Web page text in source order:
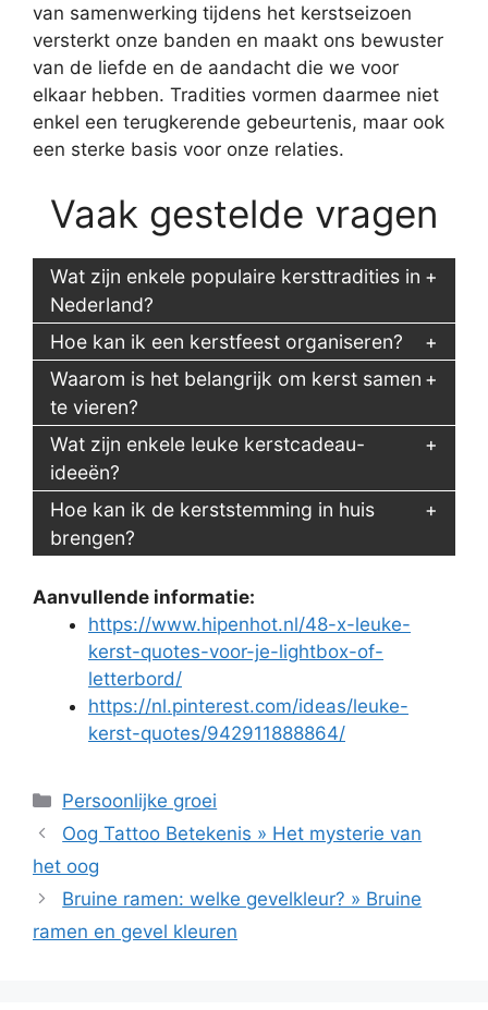
van samenwerking tijdens het kerstseizoen
versterkt onze banden en maakt ons bewuster
van de liefde en de aandacht die we voor
elkaar hebben. Tradities vormen daarmee niet
enkel een terugkerende gebeurtenis, maar ook
een sterke basis voor onze relaties.
Vaak gestelde vragen
Wat zijn enkele populaire kersttradities in
Nederland?
Hoe kan ik een kerstfeest organiseren?
Waarom is het belangrijk om kerst samen
te vieren?
Wat zijn enkele leuke kerstcadeau-
ideeën?
Hoe kan ik de kerststemming in huis
brengen?
Aanvullende informatie:
https://www.hipenhot.nl/48-x-leuke-
kerst-quotes-voor-je-lightbox-of-
letterbord/
https://nl.pinterest.com/ideas/leuke-
kerst-quotes/942911888864/
Categorieën
Persoonlijke groei
Oog Tattoo Betekenis » Het mysterie van
het oog
Bruine ramen: welke gevelkleur? » Bruine
ramen en gevel kleuren